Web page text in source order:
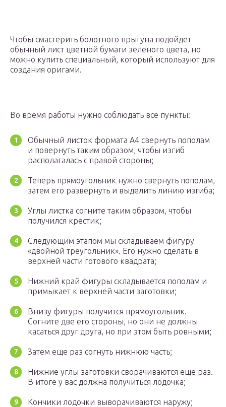
Чтобы смастерить болотного прыгуна подойдет
обычный лист цветной бумаги зеленого цвета, но
можно купить специальный, который используют для
создания оригами.
Во время работы нужно соблюдать все пункты:
Обычный листок формата А4 свернуть пополам
и повернуть таким образом, чтобы изгиб
располагалась с правой стороны;
Теперь прямоугольник нужно свернуть пополам,
затем его развернуть и выделить линию изгиба;
Углы листка согните таким образом, чтобы
получился крестик;
Следующим этапом мы складываем фигуру
«двойной треугольник». Его нужно сделать в
верхней части готового квадрата;
Нижний край фигуры складывается пополам и
примыкает к верхней части заготовки;
Внизу фигуры получится прямоугольник.
Согните две его стороны, но они не должны
касаться друг друга, но при этом быть ровными;
Затем еще раз согнуть нижнюю часть;
Нижние углы заготовки сворачиваются еще раз.
В итоге у вас должна получиться лодочка;
Кончики лодочки выворачиваются наружу;